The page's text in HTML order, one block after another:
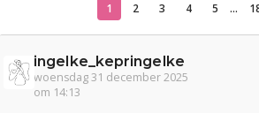
Actueel
Oekraïne
Kinderen
Digi
1 2 3 4 5 ...
ingelke_kepringelke
woensdag 31 december 2025
om 14:13